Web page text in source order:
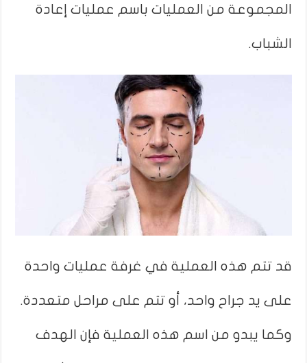
المجموعة من العمليات باسم عمليات إعادة
الشباب.
قد تتم هذه العملية في غرفة عمليات واحدة
على يد جراح واحد، أو تتم على مراحل متعددة.
وكما يبدو من اسم هذه العملية فإن الهدف